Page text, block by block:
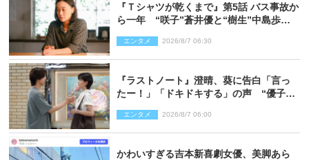
『Ｔシャツが乾くまで』第5話 バス事故か
ら一年 “咲子”蒼井優と“樹生”中島歩は
エンタメ 2026/8/7 06:30
『ラストノート』澄晴、葵に告白「言っ
たー！」「ドキドキする」の声 “優子劇
エンタメ 2026/8/7 06:00
かわいすぎる吉本新喜劇女優、美脚あら